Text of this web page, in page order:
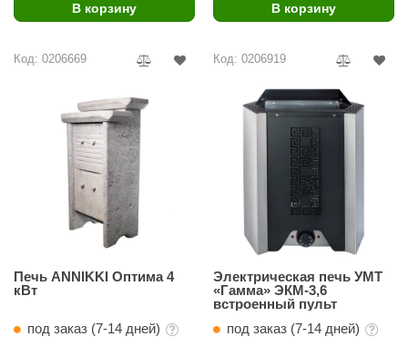
В корзину В корзину
Код: 0206669
Печь ANNIKKI Оптима 4
кВт
под заказ (7-14 дней)
Код: 0206919
Электрическая печь УМТ
«Гамма» ЭКМ-3,6
встроенный пульт
под заказ (7-14 дней)